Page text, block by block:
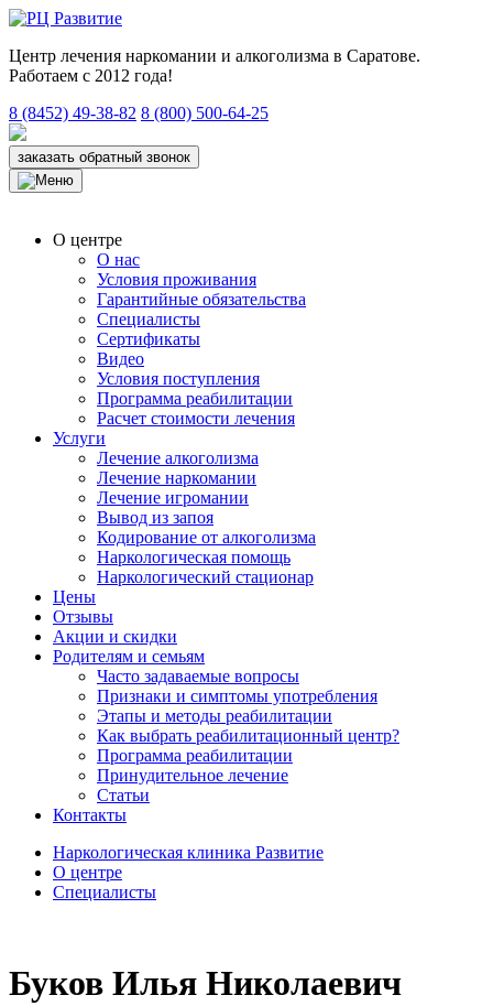
Центр лечения наркомании и алкоголизма в Саратове.
Работаем с 2012 года!
8 (8452) 49-38-82 8 (800) 500-64-25
заказать обратный звонок
О центре
О нас
Условия проживания
Гарантийные обязательства
Специалисты
Сертификаты
Видео
Условия поступления
Программа реабилитации
Расчет стоимости лечения
Услуги
Лечение алкоголизма
Лечение наркомании
Лечение игромании
Вывод из запоя
Кодирование от алкоголизма
Наркологическая помощь
Наркологический стационар
Цены
Отзывы
Акции и скидки
Родителям и семьям
Часто задаваемые вопросы
Признаки и симптомы употребления
Этапы и методы реабилитации
Как выбрать реабилитационный центр?
Программа реабилитации
Принудительное лечение
Статьи
Контакты
Наркологическая клиника Развитие
О центре
Специалисты
Буков Илья Николаевич